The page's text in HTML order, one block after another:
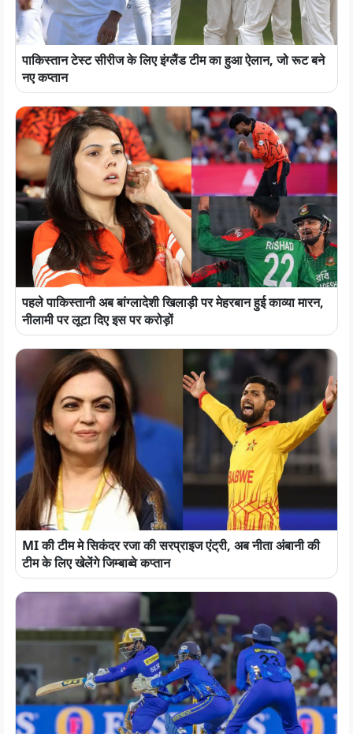
पाकिस्तान टेस्ट सीरीज के लिए इंग्लैंड टीम का हुआ ऐलान, जो रूट बने
नए कप्तान
पहले पाकिस्तानी अब बांग्लादेशी खिलाड़ी पर मेहरबान हुई काव्या मारन,
नीलामी पर लूटा दिए इस पर करोड़ों
MI की टीम मे सिकंदर रजा की सरप्राइज एंट्री, अब नीता अंबानी की
टीम के लिए खेलेंगे जिम्बाब्वे कप्तान